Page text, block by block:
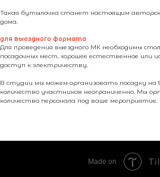
Такая бутылочка станет настоящим
дома.
для выездного формата
Для проведения выездного МК необходимы
посадочных мест, хорошее естественное или
доступ к электричеству.
В студии мы можем организовать посадку на
количество участников неограниченно. Мы
количество персонала под ваше мероприятие.
Made on